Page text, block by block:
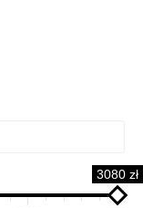
3080 zł